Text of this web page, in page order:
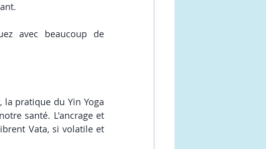
avec beaucoup de
pratique du Yin Yoga
santé. L'ancrage et
Vata, si volatile et